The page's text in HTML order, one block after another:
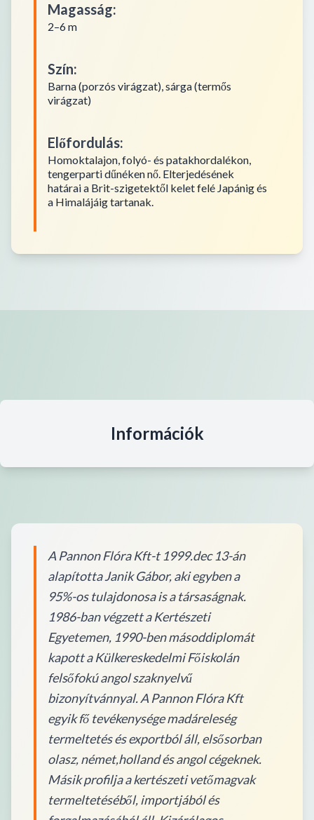
Magasság:
2–6 m
Szín:
Barna (porzós virágzat), sárga (termős
virágzat)
Előfordulás:
Homoktalajon, folyó- és patakhordalékon,
tengerparti dűnéken nő. Elterjedésének
határai a Brit-szigetektől kelet felé Japánig és
a Himalájáig tartanak.
Információk
A Pannon Flóra Kft-t 1999.dec 13-án
alapította Janik Gábor, aki egyben a
95%-os tulajdonosa is a társaságnak.
1986-ban végzett a Kertészeti
Egyetemen, 1990-ben másoddiplomát
kapott a Külkereskedelmi Főiskolán
felsőfokú angol szaknyelvű
bizonyítvánnyal. A Pannon Flóra Kft
egyik fő tevékenysége madáreleség
termeltetés és exportból áll, elsősorban
olasz, német,holland és angol cégeknek.
Másik profilja a kertészeti vetőmagvak
termeltetéséből, importjából és